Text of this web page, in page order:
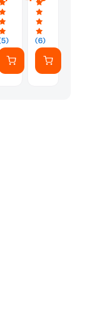
Καταψύκτης
Όρθιος
Inox
Όρθιος
(6)